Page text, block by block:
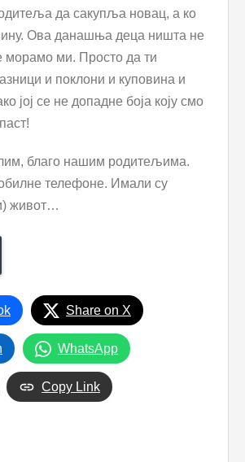
да сакупља новац, а ко
Ова данашња деца ништа не
морамо ми. Просто да ти
и поклони и куповина и
јој се не допадне боја коју смо
благо нашим родитељима.
телефоне. Имали су
живот…
Share on X
WhatsApp
Copy Link